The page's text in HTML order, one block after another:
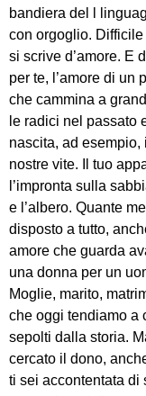
bandiera del l
con orgoglio.
si scrive d’amore. E
per te, l’amore di un
che cammina a
le radici nel passato
nascita, ad
nostre vite. Il tuo
l’impronta sulla
e l’albero. Quante
disposto a tutto,
amore che guarda
una donna per un
Moglie, marito,
che oggi tendiamo a
sepolti dalla storia.
cercato il dono,
ti sei accontentata di